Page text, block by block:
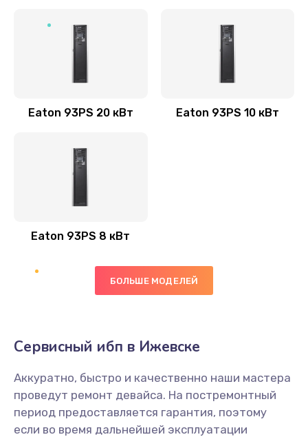
Eaton 93PS 20 кВт Eaton 93PS 10 кВт
Eaton 93PS 8 кВт
БОЛЬШЕ МОДЕЛЕЙ
Сервисный ибп в Ижевске
Аккуратно, быстро и качественно наши мастера
проведут ремонт девайса. На постремонтный
период предоставляется гарантия, поэтому
если во время дальнейшей эксплуатации